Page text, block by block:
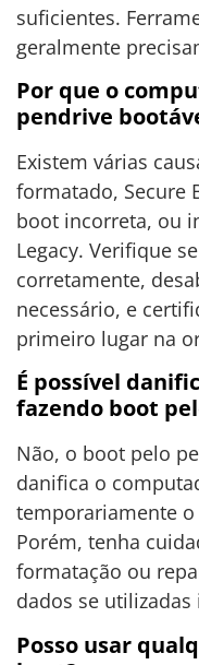
suficientes.
geralmente
Por que o
pendrive
Existem várias
formatado, Secure
boot incorreta, ou
Legacy. Verifique
corretamente,
necessário, e
primeiro lugar na
É possível
fazendo boot
Não, o boot pelo
danifica o
temporariamente
Porém, tenha
formatação ou
dados se
Posso usar